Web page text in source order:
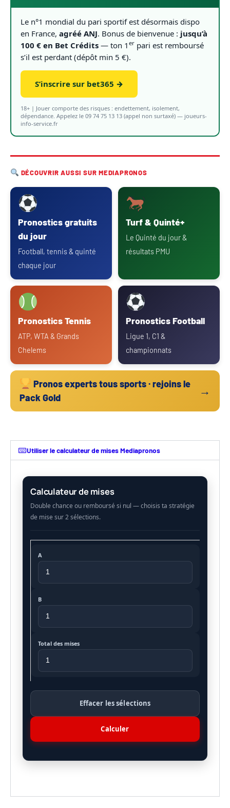
Le n°1 mondial du pari sportif est désormais dispo
en France, agréé ANJ. Bonus de bienvenue : jusqu’à
100 € en Bet Crédits — ton 1 er pari est remboursé
s’il est perdant (dépôt min 5 €).
S’inscrire sur bet365 →
18+ | Jouer comporte des risques : endettement, isolement,
dépendance. Appelez le 09 74 75 13 13 (appel non surtaxé) — joueurs-
info-service.fr
DÉCOUVRIR AUSSI SUR MEDIAPRONOS
Pronostics gratuits
du jour
Football, tennis & quinté
chaque jour
Turf & Quinté+
Le Quinté du jour &
résultats PMU
Pronostics Tennis
ATP, WTA & Grands
Chelems
Pronostics Football
Ligue 1, C1 &
championnats
Pronos experts tous sports · rejoins le
Pack Gold
→
Utiliser le calculateur de mises Mediapronos
Calculateur de mises
A
B
Total des mises
Effacer les sélections
Calculer